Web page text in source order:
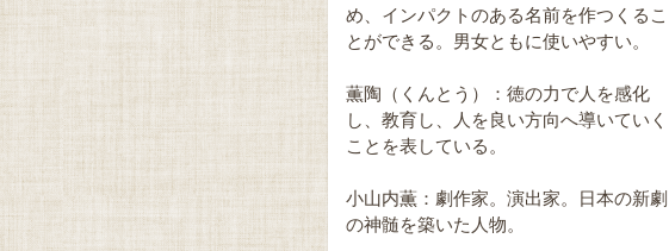
め、インパクトのある名前を作つくるこ
とができる。男女ともに使いやすい。
薫陶（くんとう）：徳の力で人を感化
し、教育し、人を良い方向へ導いていく
ことを表している。
小山内薫：劇作家。演出家。日本の新劇
の神髄を築いた人物。